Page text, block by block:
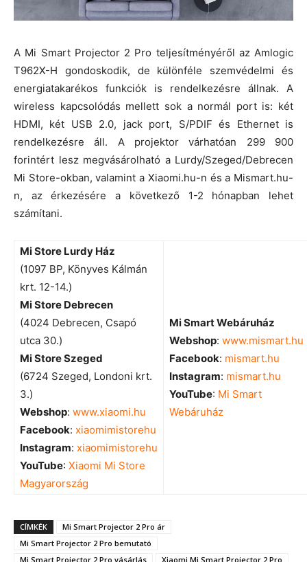
A Mi Smart Projector 2 Pro teljesítményéről az Amlogic
T962X-H gondoskodik, de különféle szemvédelmi és
energiatakarékos funkciók is rendelkezésre állnak. A
wireless kapcsolódás mellett sok a normál port is: két
HDMI, két USB 2.0, jack port, S/PDIF és Ethernet is
rendelkezésre áll. A projektor várhatóan 299 900
forintért lesz megvásárolható a Lurdy/Szeged/Debrecen
Mi Store-okban, valamint a Xiaomi.hu-n és a Mismart.hu-
n, az érkezésére a következő 1-2 hónapban lehet
számítani.
Mi Store Lurdy Ház
(1097 BP, Könyves Kálmán
krt. 12-14.)
Mi Store Debrecen
(4024 Debrecen, Csapó
utca 30.)
Mi Store Szeged
(6724 Szeged, Londoni krt.
3.)
Webshop: www.xiaomi.hu
Facebook: xiaomimistorehu
Instagram: xiaomimistorehu
YouTube: Xiaomi Mi Store
Magyarország
Mi Smart Webáruház
Webshop: www.mismart.hu
Facebook: mismart.hu
Instagram: mismart.hu
YouTube: Mi Smart
Webáruház
CÍMKÉK
Mi Smart Projector 2 Pro ár
Mi Smart Projector 2 Pro bemutató
Mi Smart Projector 2 Pro vásárlás
Xiaomi Mi Smart Projector 2 Pro